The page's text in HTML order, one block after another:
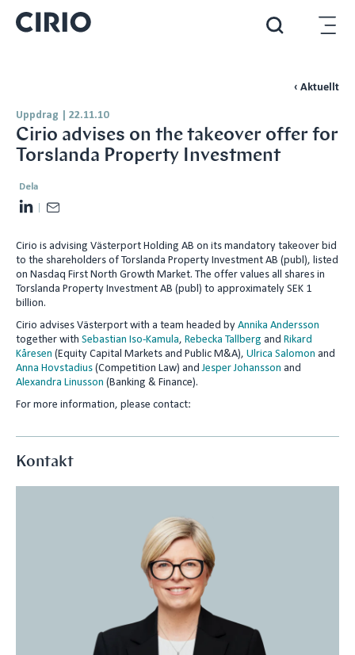
‹ Aktuellt
Uppdrag 22.11.10
Cirio advises on the takeover offer for
Torslanda Property Investment
Dela
L
n
e
d
n
a
l
Cirio is advising Västerport Holding AB on its mandatory takeover bid
to the shareholders of Torslanda Property Investment AB (publ), listed
on Nasdaq First North Growth Market. The offer values all shares in
Torslanda Property Investment AB (publ) to approximately SEK 1
billion.
Cirio advises Västerport with a team headed by Annika Andersson
together with Sebastian Iso-Kamula, Rebecka Tallberg and Rikard
Kåresen (Equity Capital Markets and Public M&A), Ulrica Salomon and
Anna Hovstadius (Competition Law) andJesper Johansson and
Alexandra Linusson (Banking & Finance).
For more information, please contact:
Kontakt